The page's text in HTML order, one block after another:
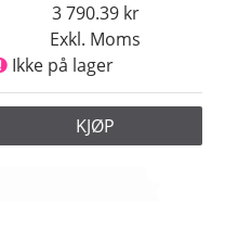
Exkl. Moms
3 790.39
Ikke på lager
KJØP